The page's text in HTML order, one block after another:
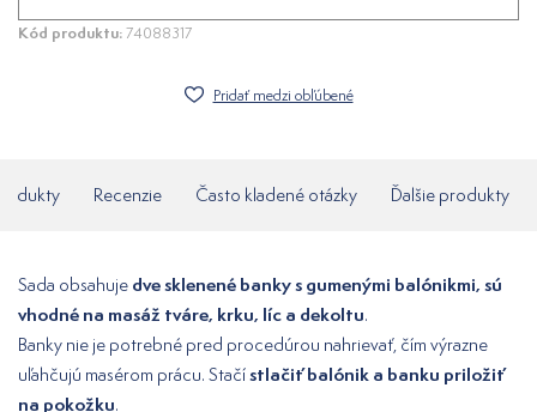
Kód produktu:74088317
Pridať medzi obľúbené
Recenzie Často kladené otázky Ďalšie produkty
Sada obsahuje dve sklenené banky s gumenými balónikmi, sú
vhodné na masáž tváre, krku, líc a dekoltu.
Banky nie je potrebné pred procedúrou nahrievať, čím výrazne
uľahčujú masérom prácu. Stačístlačiť balónik a banku priložiť
na pokožku.